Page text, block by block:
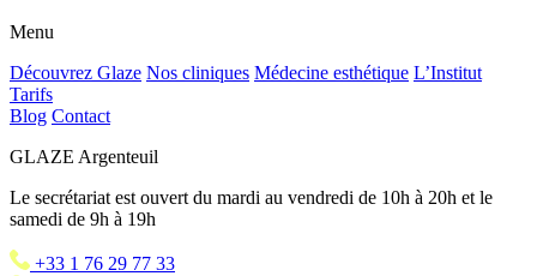
Menu
Découvrez Glaze Nos cliniques Médecine esthétique L’Institut
Tarifs
Blog Contact
GLAZE Argenteuil
Le secrétariat est ouvert du mardi au vendredi de 10h à 20h et le
samedi de 9h à 19h
+33 1 76 29 77 33